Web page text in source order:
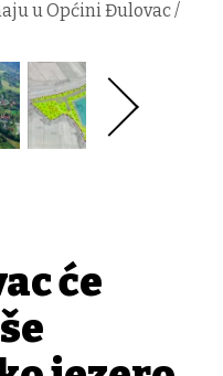
u Općini Đulovac /
će